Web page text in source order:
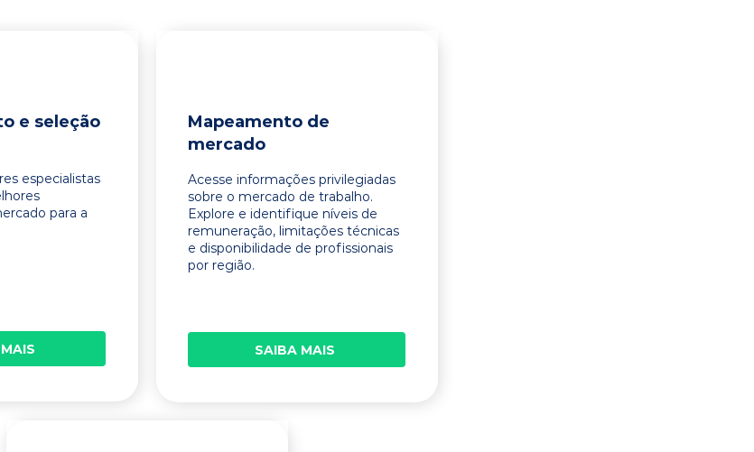
e seleção
especialistas
para a
Mapeamento de
mercado
Acesse informações privilegiadas
sobre o mercado de trabalho.
Explore e identifique níveis de
remuneração, limitações técnicas
e disponibilidade de profissionais
por região.
SAIBA MAIS